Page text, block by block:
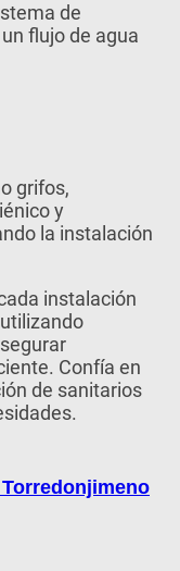
de
flujo de agua
grifos,
y
la instalación
instalación
Confía en
de sanitarios